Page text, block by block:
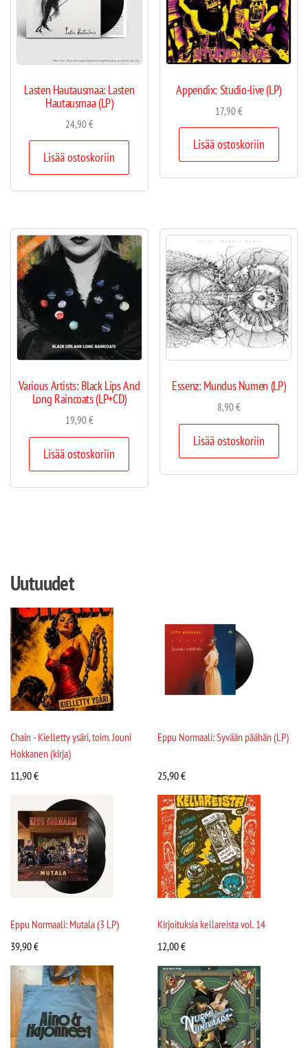
Lasten Hautausmaa: Lasten
Hautausmaa (LP)
24,90€
Lisää ostoskoriin
Appendix: Studio-live (LP)
17,90€
Lisää ostoskoriin
Various Artists: Black Lips And
Long Raincoats (LP+CD)
19,90€
Lisää ostoskoriin
Essenz: Mundus Numen (LP)
8,90€
Lisää ostoskoriin
Uutuudet
Chain - Kielletty ysäri, toim. Jouni
Hokkanen (kirja)
11,90€
Eppu Normaali: Syvään päähän (LP)
25,90€
Eppu Normaali: Mutala (3 LP)
39,90€
Kirjoituksia kellareista vol. 14
12,00€